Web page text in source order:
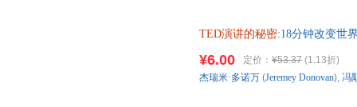
TED演讲的秘密:18分钟改变世
¥6.00 定价： ¥53.37 (1.13折)
杰瑞米·多诺万 (Jeremey Donovan), 冯